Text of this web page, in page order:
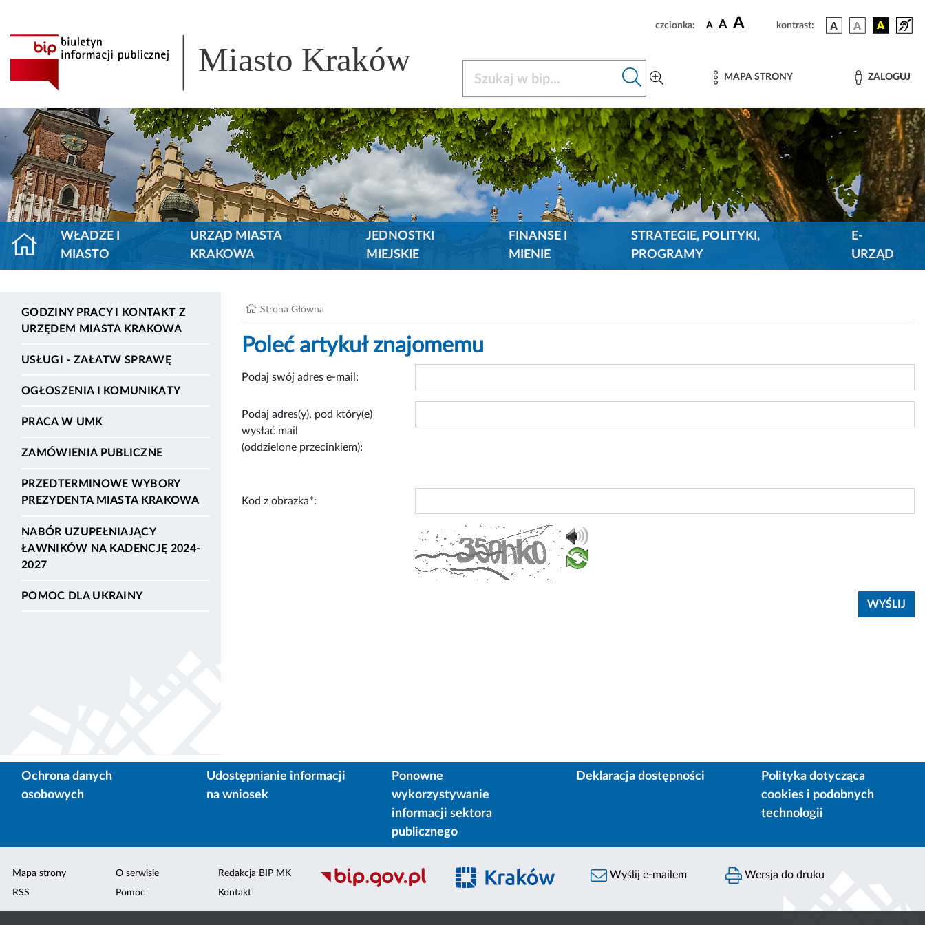
czcionka: A A A kontrast:
Miasto Kraków MAPA STRONY ZALOGUJ
WŁADZE I
MIASTO
URZĄD MIASTA
KRAKOWA
JEDNOSTKI
MIEJSKIE
FINANSE I
MIENIE
STRATEGIE, POLITYKI,
PROGRAMY
E-
URZĄD
GODZINY PRACY I KONTAKT Z
URZĘDEM MIASTA KRAKOWA
USŁUGI - ZAŁATW SPRAWĘ
OGŁOSZENIA I KOMUNIKATY
PRACA W UMK
ZAMÓWIENIA PUBLICZNE
PRZEDTERMINOWE WYBORY
PREZYDENTA MIASTA KRAKOWA
NABÓR UZUPEŁNIAJĄCY
ŁAWNIKÓW NA KADENCJĘ 2024-
2027
POMOC DLA UKRAINY
Strona Główna
Poleć artykuł znajomemu
Podaj swój adres e-mail:
Podaj adres(y), pod który(e)
wysłać mail
(oddzielone przecinkiem):
Kod z obrazka*:
Ochrona danych
osobowych
Udostępnianie informacji
na wniosek
Ponowne
wykorzystywanie
informacji sektora
publicznego
Deklaracja dostępności
Polityka dotycząca
cookies i podobnych
technologii
Mapa strony
RSS
O serwisie
Pomoc
Redakcja BIP MK
Kontakt
Wyślij e-mailem Wersja do druku